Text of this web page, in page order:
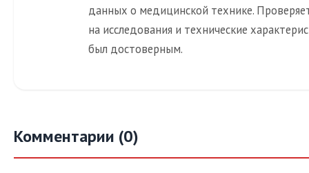
данных о медицинской технике.
на исследования и технические
был достоверным.
Комментарии (0)